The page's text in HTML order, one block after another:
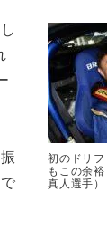
初のドリ
もこの余
真人選手）